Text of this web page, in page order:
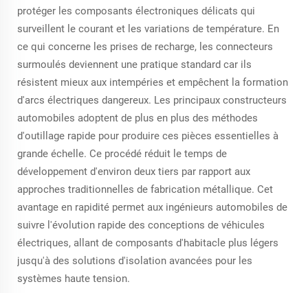
protéger les composants électroniques délicats qui
surveillent le courant et les variations de température. En
ce qui concerne les prises de recharge, les connecteurs
surmoulés deviennent une pratique standard car ils
résistent mieux aux intempéries et empêchent la formation
d'arcs électriques dangereux. Les principaux constructeurs
automobiles adoptent de plus en plus des méthodes
d'outillage rapide pour produire ces pièces essentielles à
grande échelle. Ce procédé réduit le temps de
développement d'environ deux tiers par rapport aux
approches traditionnelles de fabrication métallique. Cet
avantage en rapidité permet aux ingénieurs automobiles de
suivre l'évolution rapide des conceptions de véhicules
électriques, allant de composants d'habitacle plus légers
jusqu'à des solutions d'isolation avancées pour les
systèmes haute tension.